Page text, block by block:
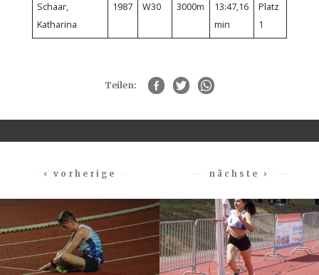
Schaar,
Katharina
1987 W30 3000m
13:47,16
min
Platz
1
Teilen:
‹ vorherige nächste ›